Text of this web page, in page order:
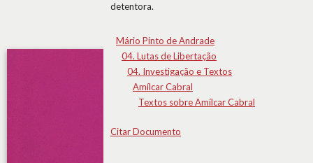
detentora.
Mário Pinto de Andrade
04. Lutas de Libertação
04. Investigação e Textos
Amílcar Cabral
Textos sobre Amílcar Cabral
Citar Documento